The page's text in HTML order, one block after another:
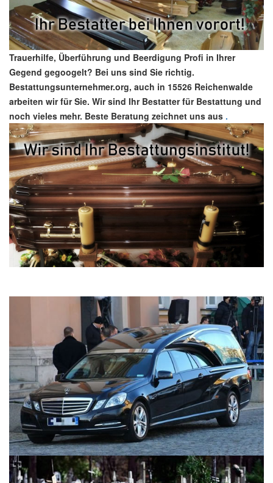
Trauerhilfe, Überführung und Beerdigung Profi in Ihrer
Gegend gegoogelt? Bei uns sind Sie richtig.
Bestattungsunternehmer.org, auch in 15526 Reichenwalde
arbeiten wir für Sie. Wir sind Ihr Bestatter für Bestattung und
noch vieles mehr. Beste Beratung zeichnet uns aus .